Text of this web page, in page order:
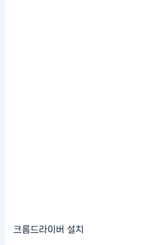
크롬드라이버 설치